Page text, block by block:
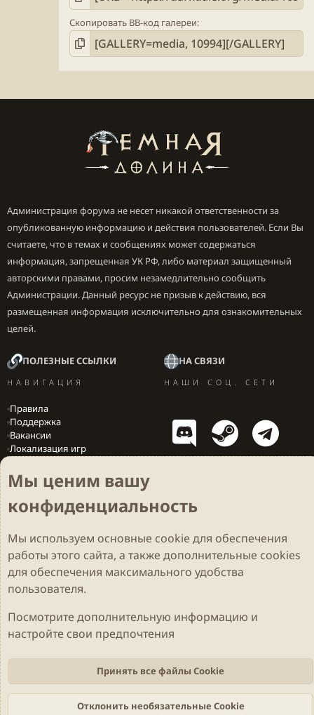
Скопировать BB-код галереи
Администрация форума не несет никакой ответственности за
опубликованную информацию и действия пользователей. Если Вы
считаете, что в темах и сообщениях может содержаться
информация, запрещенная УК РФ, либо материал защищенный
авторскими правами, просим незамедлительно сообщить
Администрации. Данный ресурс не призыв к действию, вся
размещенная информация исключительно для ознакомительных
целей.
ПОЛЕЗНЫЕ ССЫЛКИ
НАВИГАЦИЯ
Правила
Поддержка
Вакансии
Локализация игр
НА СВЯЗИ
НАШИ СОЦ. СЕТИ
Cookies Darkdale - Основа [v.2.3.2 rc1] 🔥
Политика конфиденциальности
Помощь
R
S
Parts of this site developed by MadeBy2D © 2026 ( Details)
Theming with
by: Darkdale.org
Мы ценим вашу
конфиденциальность
Мы используем основные cookieдля обеспечения
работы этого сайта, а также дополнительные cookies
для обеспечения максимального удобства
пользователя.
Посмотрите дополнительную информацию и
настройте свои предпочтения
Принять все файлы Cookie
Отклонить необязательные Cookie